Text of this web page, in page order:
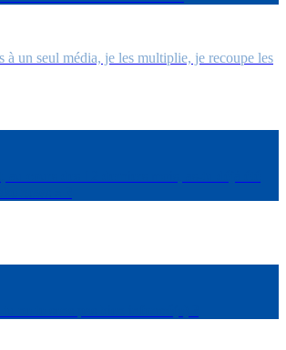
à un seul média, je les multiplie, je recoupe les